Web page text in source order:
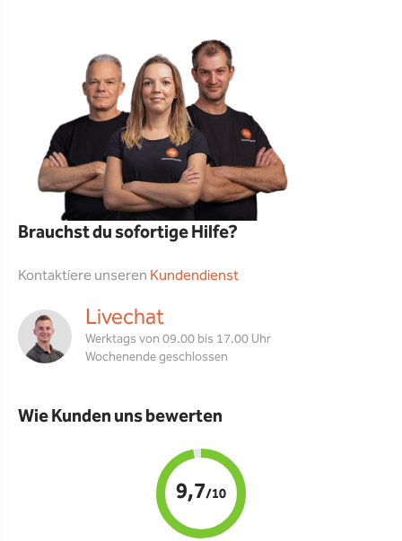
Brauchst du sofortige Hilfe?
Kontaktiere unseren Kundendienst
Livechat
Werktags von 09.00 bis 17.00 Uhr
Wochenende geschlossen
Wie Kunden uns bewerten
9,7/10